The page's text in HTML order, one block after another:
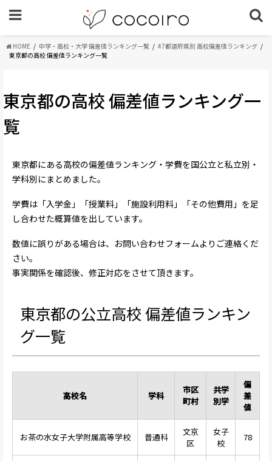
HOME 中学・高校・大学 偏差値ランキング一覧
47都道府県別 高校偏差値ランキング
東京都の高校 偏差値ランキング一覧
東京都の高校 偏差値ランキング一
覧
東京都にある高校の偏差値ランキング・学費を国公立と私立別・
学科別にまとめました。
学費は「入学金」「授業料」「施設利用料」「その他費用」を足
し合わせた概算値を出しています。
数値に誤りがある場合は、お問い合わせフォームよりご連絡くだ
さい。
事実関係を確認後、修正対応をさせて頂きます。
東京都の公立高校 偏差値ランキン
グ一覧
高校名 学科
市区
町村
共学
別学
偏
差
値
お茶の水女子大学附属高等学校 普通科
文京
区
女子
校
78